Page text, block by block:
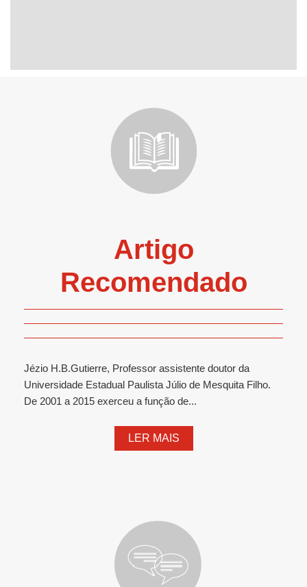
Artigo
Recomendado
Jézio H.B.Gutierre, Professor assistente doutor da
Universidade Estadual Paulista Júlio de Mesquita Filho.
De 2001 a 2015 exerceu a função de...
LER MAIS